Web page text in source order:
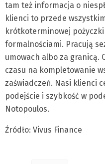
tam też informacja o
klienci to przede
krótkoterminowej
formalnościami. Pracują
umowach albo za granicą.
czasu na kompletowanie
zaświadczeń. Nasi klienci
podejście i szybkość w
Notopoulos.
Źródło: Vivus Finance